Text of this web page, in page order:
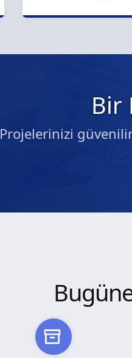
Bir
Projelerinizi